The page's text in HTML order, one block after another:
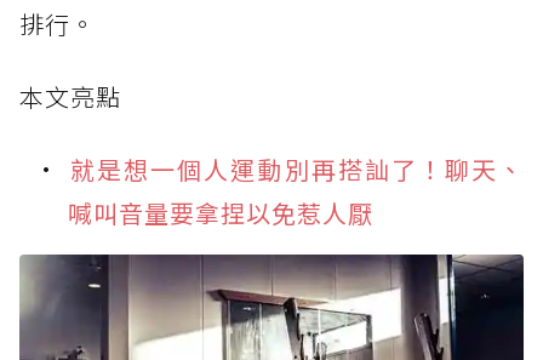
排行。
本文亮點
就是想一個人運動別再搭訕了！聊天、
喊叫音量要拿捏以免惹人厭